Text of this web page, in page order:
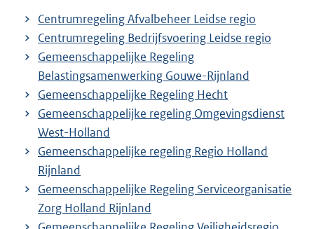
Centrumregeling Afvalbeheer Leidse regio
Centrumregeling Bedrijfsvoering Leidse regio
Gemeenschappelijke Regeling
Belastingsamenwerking Gouwe-Rijnland
Gemeenschappelijke Regeling Hecht
Gemeenschappelijke regeling Omgevingsdienst
West-Holland
Gemeenschappelijke regeling Regio Holland
Rijnland
Gemeenschappelijke Regeling Serviceorganisatie
Zorg Holland Rijnland